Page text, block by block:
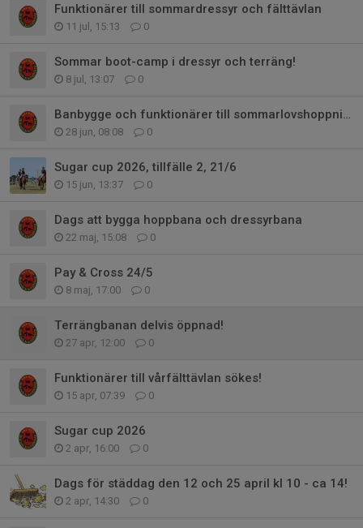
Funktionärer till sommardressyr och fälttävlan
11 jul, 15:13 0
Sommar boot-camp i dressyr och terräng!
8 jul, 13:07 0
Banbygge och funktionärer till sommarlovshoppningen
28 jun, 08:08 0
Sugar cup 2026, tillfälle 2, 21/6
15 jun, 13:37 0
Dags att bygga hoppbana och dressyrbana
22 maj, 15:08 0
Pay & Cross 24/5
8 maj, 17:00 0
Terrängbanan delvis öppnad!
27 apr, 12:00 0
Funktionärer till vårfälttävlan sökes!
15 apr, 07:39 0
Sugar cup 2026
2 apr, 16:00 0
Dags för städdag den 12 och 25 april kl 10 - ca 14!
2 apr, 14:30 0